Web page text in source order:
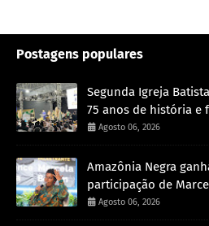
Postagens populares
Segunda Igreja
75 anos de história e
Agosto 06, 2026
Amazônia Negra
participação de
Agosto 06, 2026